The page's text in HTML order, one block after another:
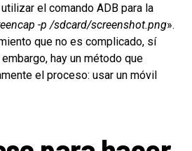
el comando ADB para la
-p /sdcard/screenshot.png».
que no es complicado, sí
hay un método que
el proceso: usar un móvil